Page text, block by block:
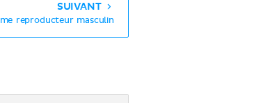
SUIVANT
reproducteur masculin